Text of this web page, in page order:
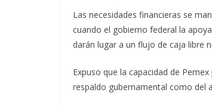
Las necesidades financieras se
cuando el gobierno federal la
darán lugar a un flujo de caja libre
Expuso que la capacidad de
respaldo gubernamental como del